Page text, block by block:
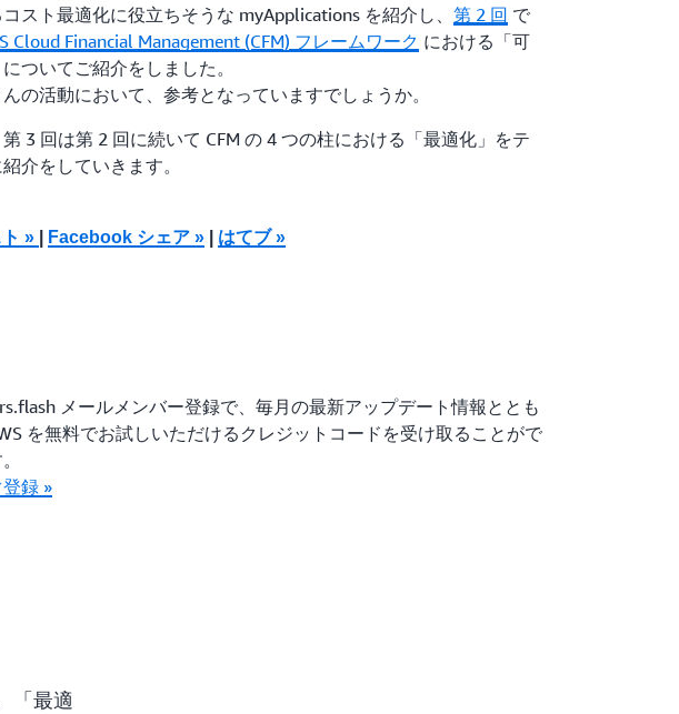
スト最適化に役立ちそうな myApplications を紹介し、 第 2 回 で
Cloud Financial Management (CFM) フレームワーク における「可
ついてご紹介をしました。
の活動において、参考となっていますでしょうか。
3 回は第 2 回に続いて CFM の 4 つの柱における「最適化」をテ
介をしていきます。
» Facebook シェア » はてブ »
メールメンバー登録で、毎月の最新アップデート情報ととも
を無料でお試しいただけるクレジットコードを受け取ることがで
録 »
「最適